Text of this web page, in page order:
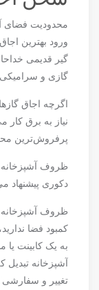
محدودیت فضای
ورود بهترین
گیر قدیمی
گازی و
اگرچه اجاق
نیاز به برق کار
پرفروش‌ترین
ظروف آشپزخانه
دکوری پیشنهاد
ظروف آشپزخانه
کمبود فضا
به یک کابینت
آشپزخانه تبدیل
تغییر و سفارشی